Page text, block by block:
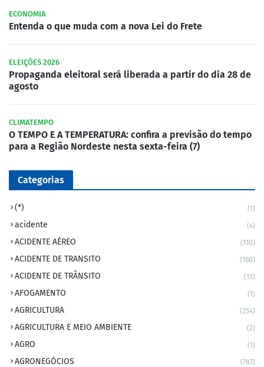
ECONOMIA
Entenda o que muda com a nova Lei do Frete
ELEIÇÕES 2026
Propaganda eleitoral será liberada a partir do dia 28 de
agosto
CLIMATEMPO
O TEMPO E A TEMPERATURA: confira a previsão do tempo
para a Região Nordeste nesta sexta-feira (7)
Categorias
(*) (1)
acidente (4)
ACIDENTE AÉREO (110)
ACIDENTE DE TRANSITO (160)
ACIDENTE DE TRÂNSITO (13)
AFOGAMENTO (1)
AGRICULTURA (254)
AGRICULTURA E MEIO AMBIENTE (2)
AGRO (1)
AGRONEGÓCIOS (787)